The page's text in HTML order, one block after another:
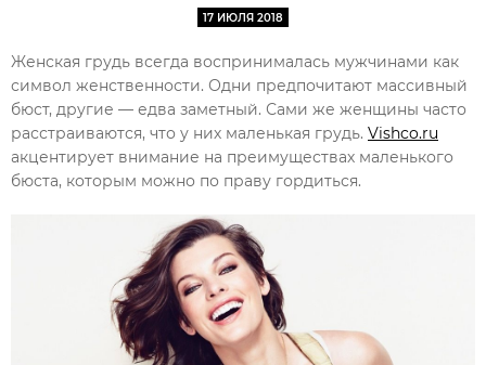
17 ИЮЛЯ 2018
Женская грудь всегда воспринималась мужчинами как
символ женственности. Одни предпочитают массивный
бюст, другие — едва заметный. Сами же женщины часто
расстраиваются, что у них маленькая грудь. Vishco.ru
акцентирует внимание на преимуществах маленького
бюста, которым можно по праву гордиться.